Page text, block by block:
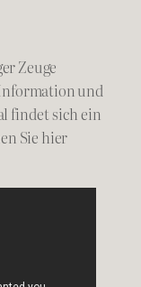
Zeuge
und
findet sich ein
Sie hier